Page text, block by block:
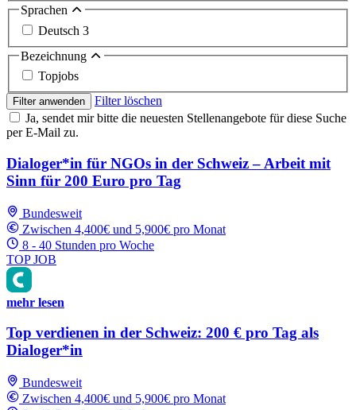
Sprachen
Deutsch 3
Bezeichnung
Topjobs
Filter anwenden
Filter löschen
Ja, sendet mir bitte die neuesten Stellenangebote für diese Suche
per E-Mail zu.
Dialoger*in für NGOs in der Schweiz – Arbeit mit
Sinn für 200 Euro pro Tag
Bundesweit
Zwischen 4,400€ und 5,900€ pro Monat
8 - 40 Stunden pro Woche
TOP JOB
mehr lesen
Top verdienen in der Schweiz: 200 € pro Tag als
Dialoger*in
Bundesweit
Zwischen 4,400€ und 5,900€ pro Monat